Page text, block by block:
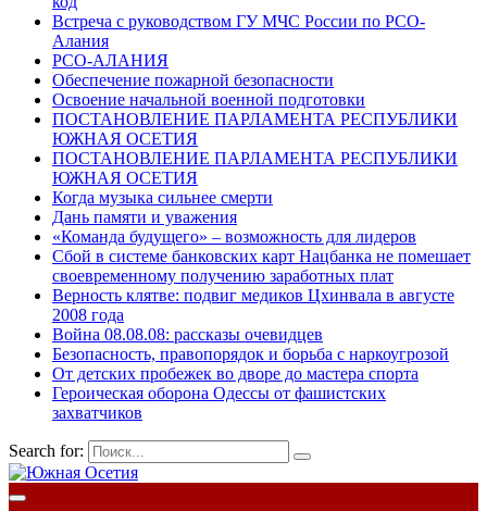
Встреча с руководством ГУ МЧС России по РСО-
Алания
РСО-АЛАНИЯ
Обеспечение пожарной безопасности
Освоение начальной военной подготовки
ПОСТАНОВЛЕНИЕ ПАРЛАМЕНТА РЕСПУБЛИКИ
ЮЖНАЯ ОСЕТИЯ
ПОСТАНОВЛЕНИЕ ПАРЛАМЕНТА РЕСПУБЛИКИ
ЮЖНАЯ ОСЕТИЯ
Когда музыка сильнее смерти
Дань памяти и уважения
«Команда будущего» – возможность для лидеров
Сбой в системе банковских карт Нацбанка не помешает
своевременному получению заработных плат
Верность клятве: подвиг медиков Цхинвала в августе
2008 года
Война 08.08.08: рассказы очевидцев
Безопасность, правопорядок и борьба с наркоугрозой
От детских пробежек во дворе до мастера спорта
Героическая оборона Одессы от фашистских
захватчиков
Search for: